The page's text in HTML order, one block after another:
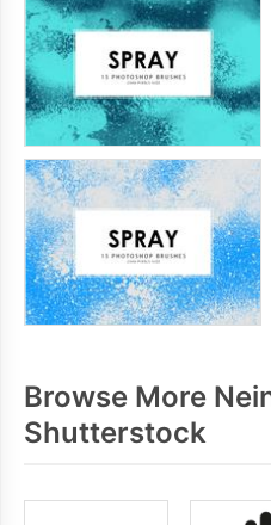
Browse More
Shutterstock